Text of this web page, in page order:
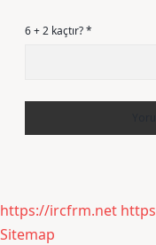
6 + 2 kaçtır?*
https://ircfrm.net
Sitemap